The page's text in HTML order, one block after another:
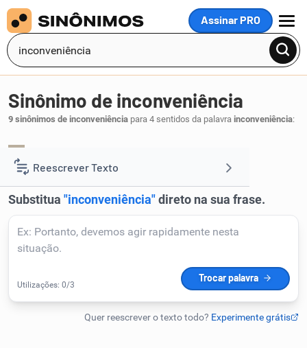
Assinar PRO
MENU
Reescrever Texto
Resumir Texto
Corrigir Texto
Detector de IA
Humanizador de IA
Sinônimo de inconveniência
9 sinônimos de inconveniência para 4 sentidos da palavra inconveniência: